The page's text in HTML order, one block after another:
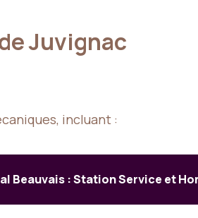
Juvignac
incluant :
Beauvais : Station Service et